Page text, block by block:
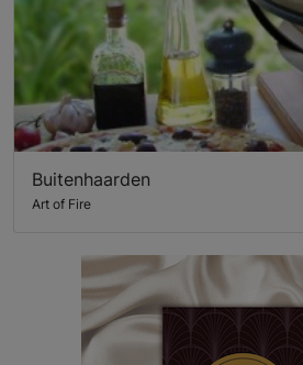
Buitenhaarden
Art of Fire